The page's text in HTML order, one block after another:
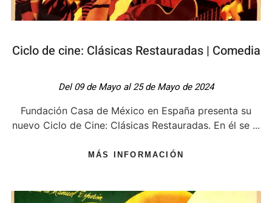
Ciclo de cine: Clásicas Restauradas | Comedia
Del 09 de Mayo al 25 de Mayo de 2024
Fundación Casa de México en España presenta su
nuevo Ciclo de Cine: Clásicas Restauradas. En él se ...
MÁS INFORMACIÓN